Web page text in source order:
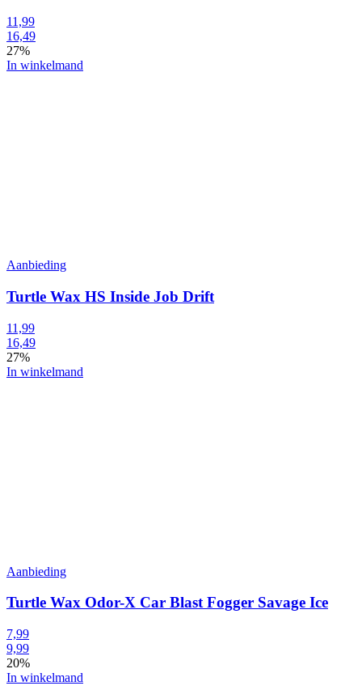
11,99
16,49
27%
In winkelmand
Aanbieding
Turtle Wax HS Inside Job Drift
11,99
16,49
27%
In winkelmand
Aanbieding
Turtle Wax Odor-X Car Blast Fogger Savage Ice
7,99
9,99
20%
In winkelmand